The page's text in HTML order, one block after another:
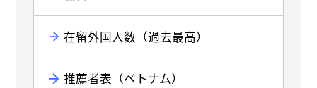
在留外国人数（過去最高）
推薦者表（ベトナム）